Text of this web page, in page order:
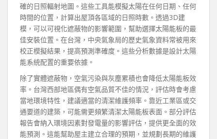
確的日照輻射地圖。這些工具能模擬太陽在任何日期、任何
時間的位置，計算出屋頂各區域的日照時數。透過3D建
模，可以可視化遮蔽物的影響範圍，幫助選擇太陽能板的最
佳安裝位置。在台灣，中央氣象局的歷史氣象資料常被用來
校正模擬結果，提高預測準確度。這些分析數據是設計太陽
能系統配置的重要依據。
除了實體遮蔽物，空氣污染與灰塵累積也會降低太陽能板效
率。台灣西部地區偶有空氣品質不佳的情況，評估時會考慮
當地環境特性，建議適當的清潔維護頻率。靠近工業區或交
通要道的建築，可能需更頻繁清潔太陽能板表面。部分評估
報告會納入環境因素對發電量的影響評估，提供更全面的效
能預測。這能幫助屋主建立合理的預期，並規劃長期的維護